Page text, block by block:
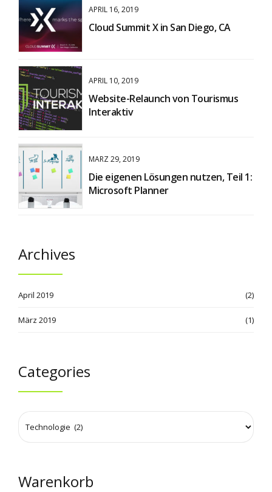
APRIL 16, 2019
Cloud Summit X in San Diego, CA
APRIL 10, 2019
Website-Relaunch von Tourismus
Interaktiv
MÄRZ 29, 2019
Die eigenen Lösungen nutzen, Teil 1:
Microsoft Planner
Archives
April 2019 (2)
März 2019 (1)
Categories
Warenkorb